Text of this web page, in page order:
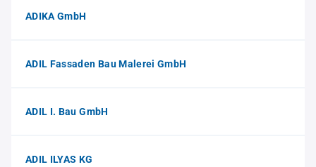
ADIKA GmbH
ADIL Fassaden Bau Malerei GmbH
ADIL I. Bau GmbH
ADIL ILYAS KG